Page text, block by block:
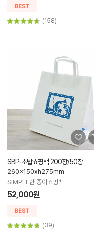
(158)
SBP-초밥쇼핑백 200장/50장
260x150xh275mm
SIMPLE한 종이쇼핑백
52,000원
(39)